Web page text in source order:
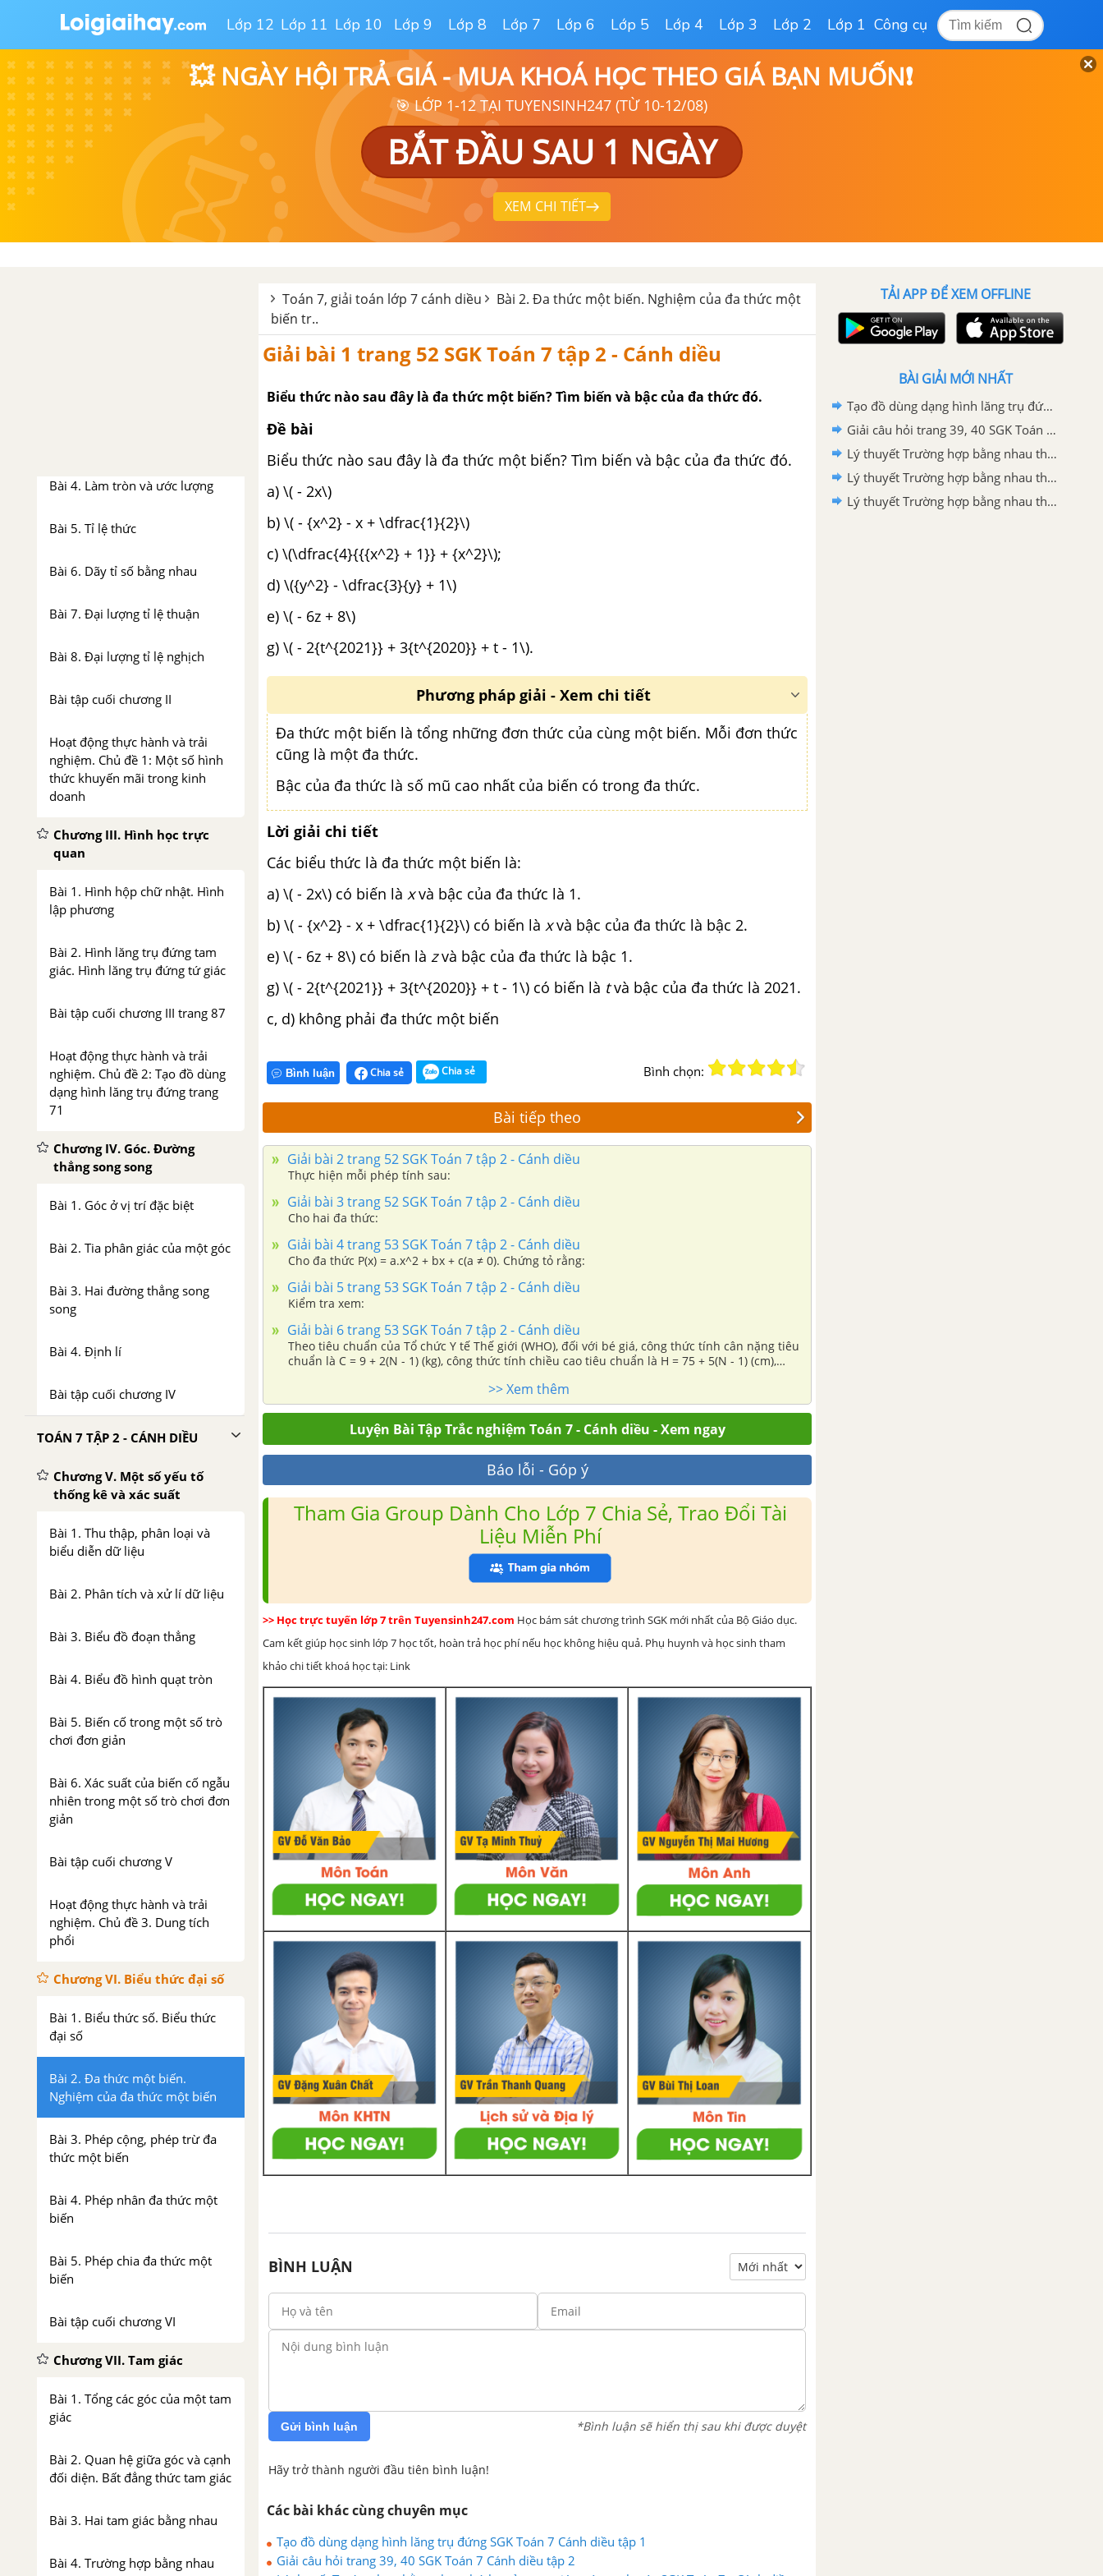
Lớp 12 Lớp 11 Lớp 10 Lớp 9 Lớp 8 Lớp 7 Lớp 6 Lớp 5 Lớp 4 Lớp 3 Lớp 2 Lớp 1 Công cụ
💥 NGÀY HỘI TRẢ GIÁ - MUA KHOÁ HỌC THEO GIÁ BẠN MUỐN❗
🎯 LỚP 1-12 TẠI TUYENSINH247 (TỪ 10-12/08)
BẮT ĐẦU SAU 1 NGÀY
XEM CHI TIẾT
hữu tỉ
Bài 3. Phép tính lũy thừa với số
mũ tự nhiên của một số hữu tỉ
Bài 4. Thứ tự thực hiện các phép
tính. Quy tắc dấu ngoặc
Bài 5. Biểu diễn thập phân của
một số hữu tỉ
Bài tập cuối chương I
Bài 4. Làm tròn và ước lượng
Bài 5. Tỉ lệ thức
Bài 6. Dãy tỉ số bằng nhau
Bài 7. Đại lượng tỉ lệ thuận
Bài 8. Đại lượng tỉ lệ nghịch
Bài tập cuối chương II
Hoạt động thực hành và trải
nghiệm. Chủ đề 1: Một số hình
thức khuyến mãi trong kinh
doanh
Chương III. Hình học trực
quan
Bài 1. Hình hộp chữ nhật. Hình
lập phương
Bài 2. Hình lăng trụ đứng tam
giác. Hình lăng trụ đứng tứ giác
Bài tập cuối chương III trang 87
Hoạt động thực hành và trải
nghiệm. Chủ đề 2: Tạo đồ dùng
dạng hình lăng trụ đứng trang
71
Chương IV. Góc. Đường
thẳng song song
Bài 1. Góc ở vị trí đặc biệt
Bài 2. Tia phân giác của một góc
Bài 3. Hai đường thẳng song
song
Bài 4. Định lí
Bài tập cuối chương IV
TOÁN 7 TẬP 2 - CÁNH DIỀU
Chương V. Một số yếu tố
thống kê và xác suất
Bài 1. Thu thập, phân loại và
biểu diễn dữ liệu
Bài 2. Phân tích và xử lí dữ liệu
Bài 3. Biểu đồ đoạn thẳng
Bài 4. Biểu đồ hình quạt tròn
Bài 5. Biến cố trong một số trò
chơi đơn giản
Bài 6. Xác suất của biến cố ngẫu
nhiên trong một số trò chơi đơn
giản
Bài tập cuối chương V
Hoạt động thực hành và trải
nghiệm. Chủ đề 3. Dung tích
phổi
Chương VI. Biểu thức đại số
Bài 1. Biểu thức số. Biểu thức
đại số
Bài 2. Đa thức một biến.
Nghiệm của đa thức một biến
Bài 3. Phép cộng, phép trừ đa
thức một biến
Bài 4. Phép nhân đa thức một
biến
Bài 5. Phép chia đa thức một
biến
Bài tập cuối chương VI
Chương VII. Tam giác
Bài 1. Tổng các góc của một tam
giác
Bài 2. Quan hệ giữa góc và cạnh
đối diện. Bất đẳng thức tam giác
Bài 3. Hai tam giác bằng nhau
Bài 4. Trường hợp bằng nhau
Toán 7, giải toán lớp 7 cánh diều
Bài 2. Đa thức một biến. Nghiệm của đa thức một
biến tr..
Giải bài 1 trang 52 SGK Toán 7 tập 2 - Cánh diều
Biểu thức nào sau đây là đa thức một biến? Tìm biến và bậc của đa thức đó.
Đề bài
Biểu thức nào sau đây là đa thức một biến? Tìm biến và bậc của đa thức đó.
a) \( - 2x\)
b) \( - {x^2} - x + \dfrac{1}{2}\)
c) \(\dfrac{4}{{{x^2} + 1}} + {x^2}\);
d) \({y^2} - \dfrac{3}{y} + 1\)
e) \( - 6z + 8\)
g) \( - 2{t^{2021}} + 3{t^{2020}} + t - 1\).
Phương pháp giải - Xem chi tiết
Đa thức một biến là tổng những đơn thức của cùng một biến. Mỗi đơn thức
cũng là một đa thức.
Bậc của đa thức là số mũ cao nhất của biến có trong đa thức.
Lời giải chi tiết
Các biểu thức là đa thức một biến là:
a) \( - 2x\) có biến là xvà bậc của đa thức là 1.
b) \( - {x^2} - x + \dfrac{1}{2}\) có biến là xvà bậc của đa thức là bậc 2.
e) \( - 6z + 8\) có biến là zvà bậc của đa thức là bậc 1.
g) \( - 2{t^{2021}} + 3{t^{2020}} + t - 1\) có biến là tvà bậc của đa thức là 2021.
c, d) không phải đa thức một biến
Bình luận Chia sẻ Chia sẻ Bình chọn:
Bài tiếp theo
Giải bài 2 trang 52 SGK Toán 7 tập 2 - Cánh diều
Thực hiện mỗi phép tính sau:
Giải bài 3 trang 52 SGK Toán 7 tập 2 - Cánh diều
Cho hai đa thức:
Giải bài 4 trang 53 SGK Toán 7 tập 2 - Cánh diều
Cho đa thức P(x) = a.x^2 + bx + c(a ≠ 0). Chứng tỏ rằng:
Giải bài 5 trang 53 SGK Toán 7 tập 2 - Cánh diều
Kiểm tra xem:
Giải bài 6 trang 53 SGK Toán 7 tập 2 - Cánh diều
Theo tiêu chuẩn của Tổ chức Y tế Thế giới (WHO), đối với bé giá, công thức tính cân nặng tiêu
chuẩn là C = 9 + 2(N - 1) (kg), công thức tính chiều cao tiêu chuẩn là H = 75 + 5(N - 1) (cm),
chuẩn của một bé gái 3 tuổi. b) Một bé gái 3 tuổi nặng 13,5 kg và cao 86 cm. Bé gái đó có đạt
tiêu chuẩn về cân nặng và chiều cao của Tổ chức Y tế Thế giới hay không?
>> Xem thêm
Luyện Bài Tập Trắc nghiệm Toán 7 - Cánh diều - Xem ngay
Báo lỗi - Góp ý
Tham Gia Group Dành Cho Lớp 7 Chia Sẻ, Trao Đổi Tài
Liệu Miễn Phí
>> Học trực tuyến lớp 7 trên Tuyensinh247.com Học bám sát chương trình SGK mới nhất của Bộ Giáo dục.
Cam kết giúp học sinh lớp 7 học tốt, hoàn trả học phí nếu học không hiệu quả. Phụ huynh và học sinh tham
khảo chi tiết khoá học tại: Link
BÌNH LUẬN
Gửi bình luận *Bình luận sẽ hiển thị sau khi được duyệt
Hãy trở thành người đầu tiên bình luận!
Các bài khác cùng chuyên mục
Tạo đồ dùng dạng hình lăng trụ đứng SGK Toán 7 Cánh diều tập 1
Giải câu hỏi trang 39, 40 SGK Toán 7 Cánh diều tập 2
TẢI APP ĐỂ XEM OFFLINE
BÀI GIẢI MỚI NHẤT
Tạo đồ dùng dạng hình lăng trụ đứng SGK Toán 7 Cánh diều tập 1
Giải câu hỏi trang 39, 40 SGK Toán 7 Cánh diều tập 2
Lý thuyết Trường hợp bằng nhau thứ ba của tam giác: góc-cạnh-góc SGK Toán 7 - Cánh diều
Lý thuyết Trường hợp bằng nhau thứ hai của tam giác: cạnh-góc-cạnh SGK Toán 7 - Cánh diều
Lý thuyết Trường hợp bằng nhau thứ nhất của tam giác: cạnh-cạnh-cạnh SGK Toán 7 - Cánh diều